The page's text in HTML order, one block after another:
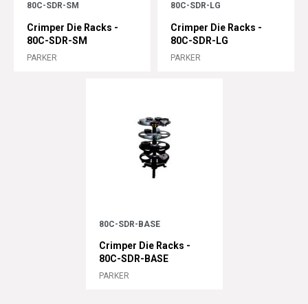
80C-SDR-SM
Crimper Die Racks -
80C-SDR-SM
PARKER
80C-SDR-LG
Crimper Die Racks -
80C-SDR-LG
PARKER
80C-SDR-BASE
Crimper Die Racks -
80C-SDR-BASE
PARKER